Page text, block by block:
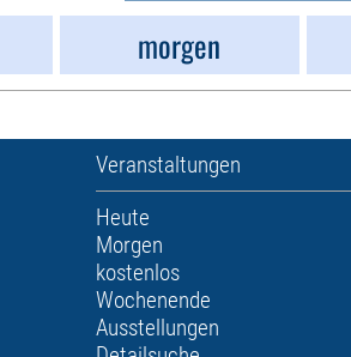
morgen
Veranstaltungen
Heute
Morgen
kostenlos
Wochenende
Ausstellungen